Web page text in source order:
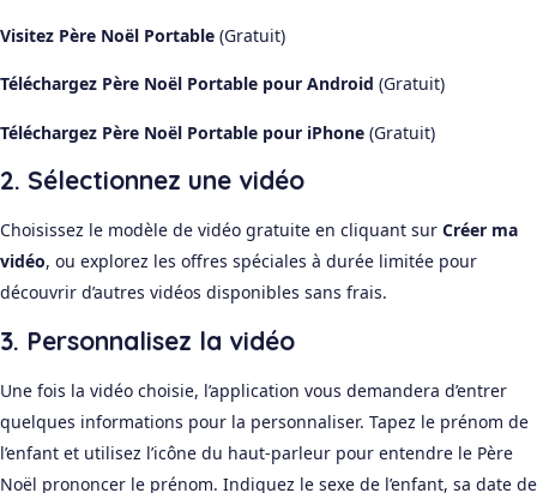
Visitez Père Noël Portable (Gratuit)
Téléchargez Père Noël Portable pour Android (Gratuit)
Téléchargez Père Noël Portable pour iPhone (Gratuit)
2. Sélectionnez une vidéo
Choisissez le modèle de vidéo gratuite en cliquant sur Créer ma
vidéo, ou explorez les offres spéciales à durée limitée pour
découvrir d’autres vidéos disponibles sans frais.
3. Personnalisez la vidéo
Une fois la vidéo choisie, l’application vous demandera d’entrer
quelques informations pour la personnaliser. Tapez le prénom de
l’enfant et utilisez l’icône du haut-parleur pour entendre le Père
Noël prononcer le prénom. Indiquez le sexe de l’enfant, sa date de